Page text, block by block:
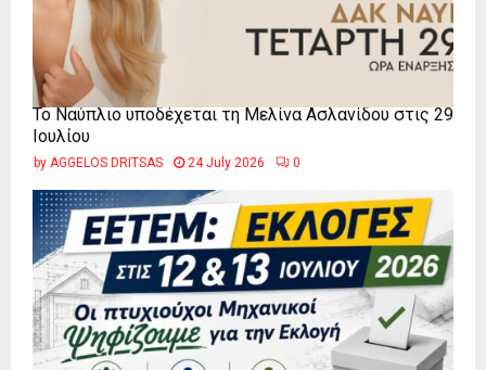
Το Ναύπλιο υποδέχεται τη Μελίνα Ασλανίδου στις 29
Ιουλίου
by AGGELOS DRITSAS 24 July 2026 0